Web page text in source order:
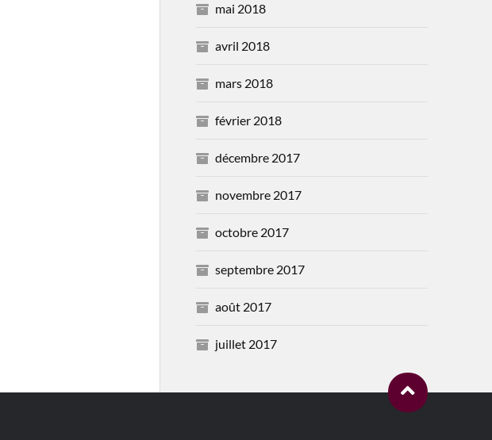
mai 2018
avril 2018
mars 2018
février 2018
décembre 2017
novembre 2017
octobre 2017
septembre 2017
août 2017
juillet 2017